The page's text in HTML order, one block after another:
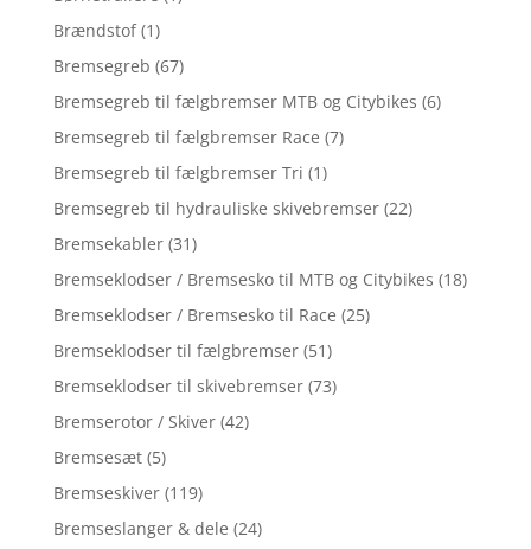
Brændstof (1)
Bremsegreb (67)
Bremsegreb til fælgbremser MTB og Citybikes (6)
Bremsegreb til fælgbremser Race (7)
Bremsegreb til fælgbremser Tri (1)
Bremsegreb til hydrauliske skivebremser (22)
Bremsekabler (31)
Bremseklodser / Bremsesko til MTB og Citybikes (18)
Bremseklodser / Bremsesko til Race (25)
Bremseklodser til fælgbremser (51)
Bremseklodser til skivebremser (73)
Bremserotor / Skiver (42)
Bremsesæt (5)
Bremseskiver (119)
Bremseslanger & dele (24)